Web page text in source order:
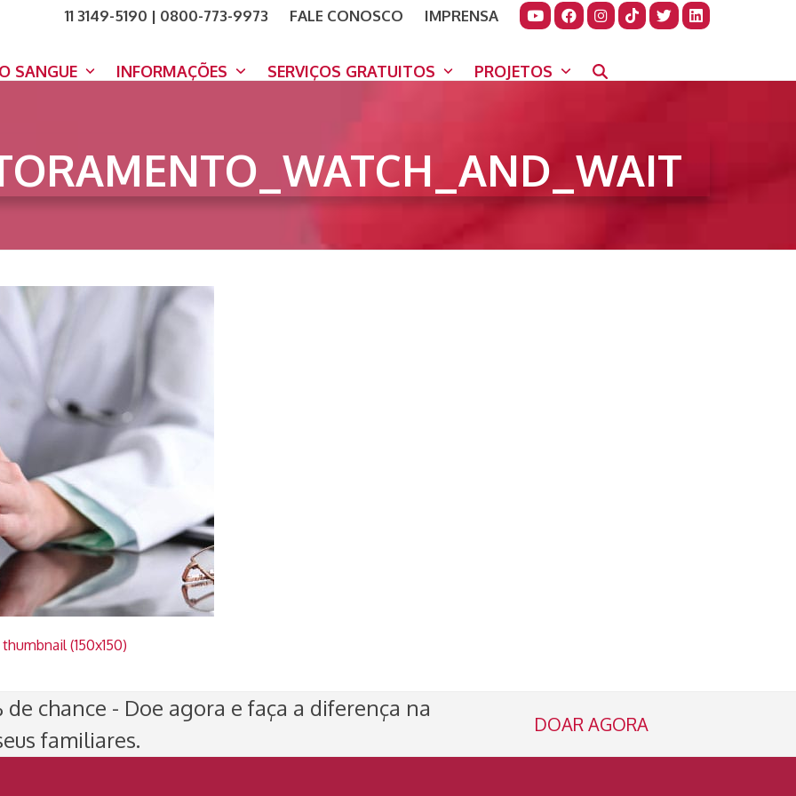
11 3149-5190 | 0800-773-9973 FALE CONOSCO
IMPRENSA
SANGUE INFORMAÇÕES SERVIÇOS GRATUITOS PROJETOS
thumbnail (150x150)
chance - Doe agora e faça a diferença na
familiares.
DOAR AGORA